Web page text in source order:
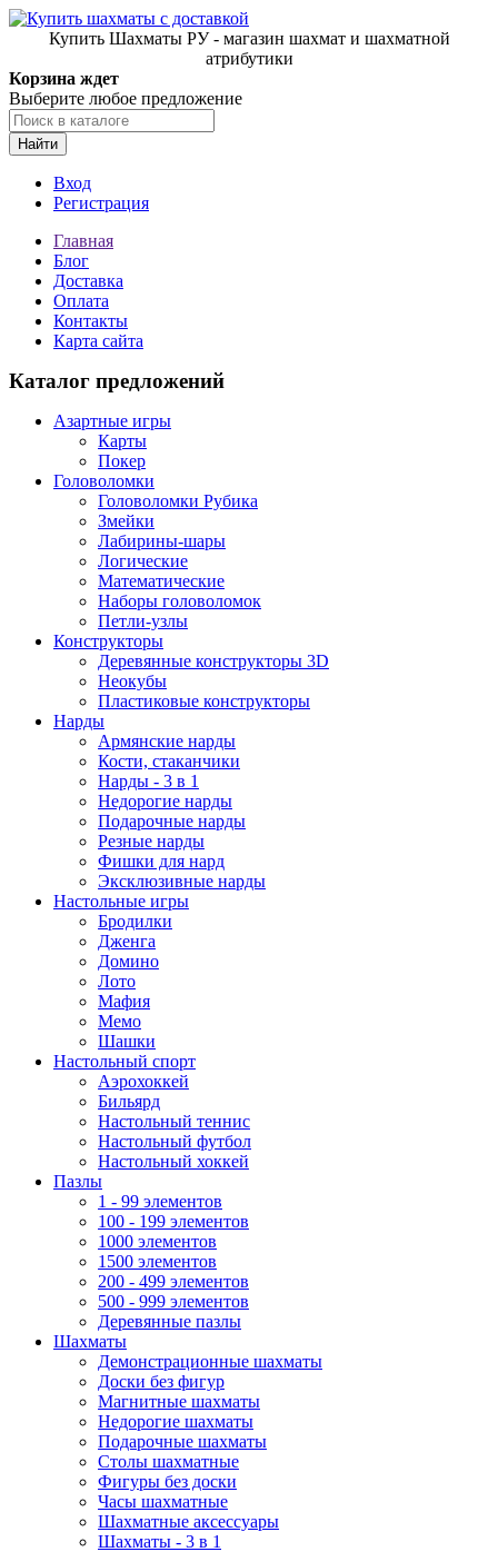
Купить Шахматы РУ - магазин шахмат и шахматной
атрибутики
Корзина ждет
Выберите любое предложение
Найти
Вход
Регистрация
Главная
Блог
Доставка
Оплата
Контакты
Карта сайта
Каталог предложений
Азартные игры
Карты
Покер
Головоломки
Головоломки Рубика
Змейки
Лабирины-шары
Логические
Математические
Наборы головоломок
Петли-узлы
Конструкторы
Деревянные конструкторы 3D
Неокубы
Пластиковые конструкторы
Нарды
Армянские нарды
Кости, стаканчики
Нарды - 3 в 1
Недорогие нарды
Подарочные нарды
Резные нарды
Фишки для нард
Эксклюзивные нарды
Настольные игры
Бродилки
Дженга
Домино
Лото
Мафия
Мемо
Шашки
Настольный спорт
Аэрохоккей
Бильярд
Настольный теннис
Настольный футбол
Настольный хоккей
Пазлы
1 - 99 элементов
100 - 199 элементов
1000 элементов
1500 элементов
200 - 499 элементов
500 - 999 элементов
Деревянные пазлы
Шахматы
Демонстрационные шахматы
Доски без фигур
Магнитные шахматы
Недорогие шахматы
Подарочные шахматы
Столы шахматные
Фигуры без доски
Часы шахматные
Шахматные аксессуары
Шахматы - 3 в 1